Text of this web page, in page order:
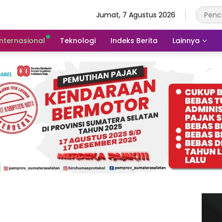
Jumat, 7 Agustus 2026
Teknologi Indeks Berita Lainnya